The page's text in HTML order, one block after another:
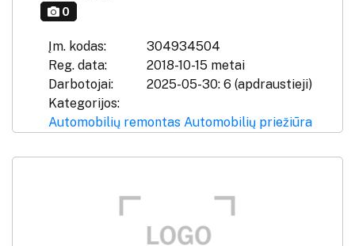
0
Įm. kodas:
304934504
Reg. data:
2018-10-15 metai
Darbotojai:
2025-05-30: 6 (apdraustieji)
Kategorijos:
Automobilių remontas Automobilių priežiūra